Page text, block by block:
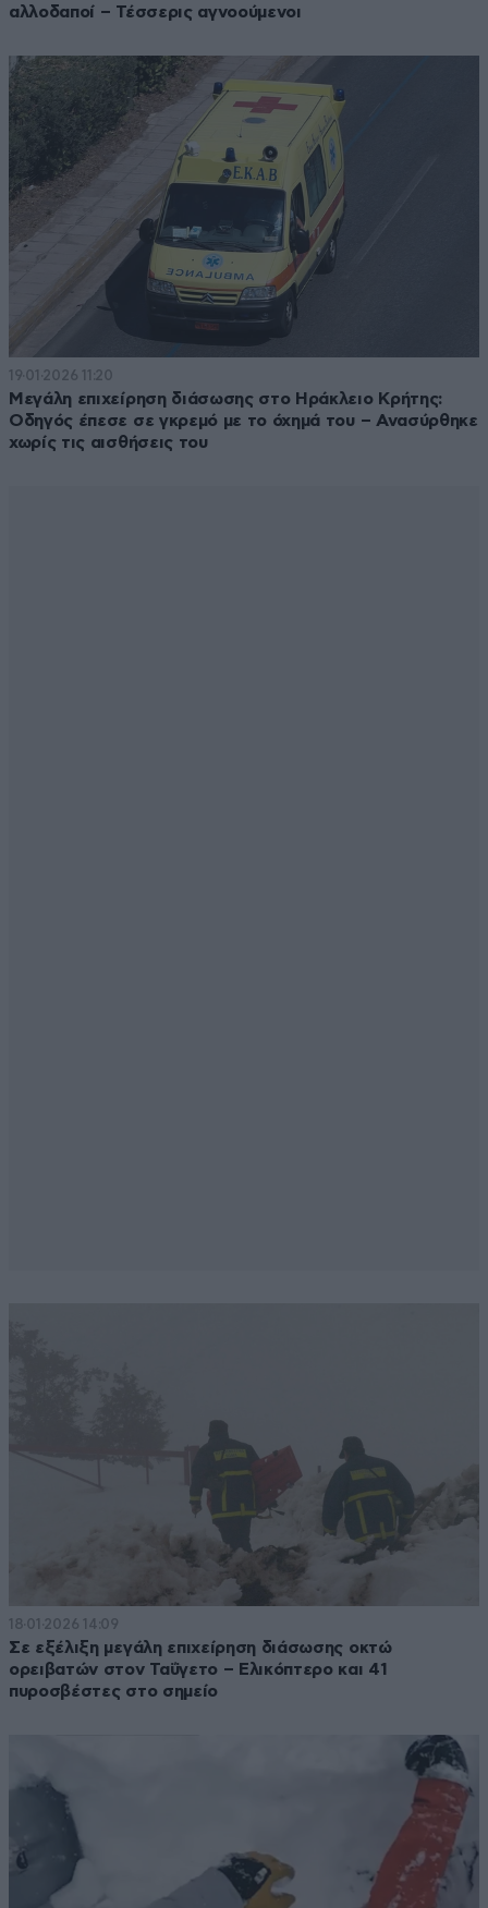
αλλοδαποί – Τέσσερις αγνοούμενοι
19·01·2026 11:20
Μεγάλη επιχείρηση διάσωσης στο Ηράκλειο Κρήτης:
Οδηγός έπεσε σε γκρεμό με το όχημά του – Ανασύρθηκε
χωρίς τις αισθήσεις του
18·01·2026 14:09
Σε εξέλιξη μεγάλη επιχείρηση διάσωσης οκτώ
ορειβατών στον Ταΰγετο – Ελικόπτερο και 41
πυροσβέστες στο σημείο